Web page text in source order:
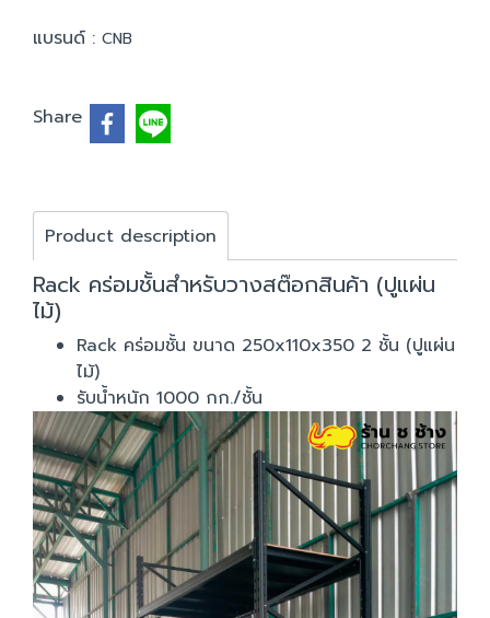
แบรนด์ : CNB
Share
Product description
Rack คร่อมชั้นสำหรับวางสต๊อกสินค้า (ปูแผ่น
ไม้)
Rack คร่อมชั้น ขนาด 250x110x350 2 ชั้น (ปูแผ่น
ไม้)
รับน้ำหนัก 1000 กก./ชั้น